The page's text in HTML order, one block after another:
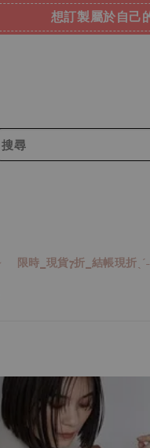
想訂製屬於自己
搜尋
限時_現貨7折_結帳現折ˎˊ˗